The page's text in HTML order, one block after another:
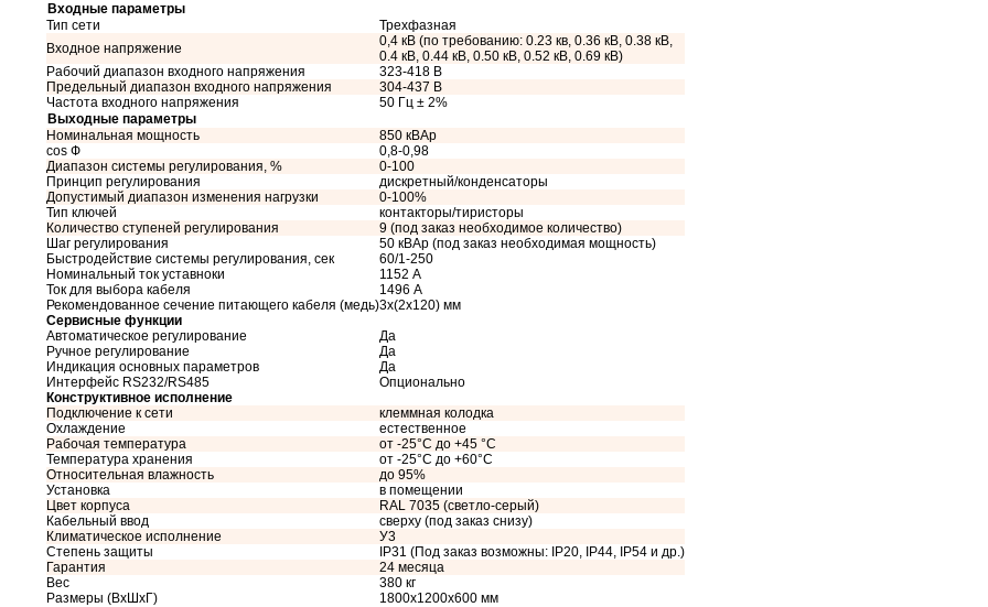
Входные параметры
Тип сети
Трехфазная
Входное напряжение
0,4 кВ (по требованию: 0.23 кв, 0.36 кВ, 0.38 кВ,
0.4 кВ, 0.44 кВ, 0.50 кВ, 0.52 кВ, 0.69 кВ)
Рабочий диапазон входного напряжения
323-418 В
Предельный диапазон входного напряжения
304-437 В
Частота входного напряжения
50 Гц ± 2%
Выходные параметры
Номинальная мощность
850 кВАр
cos Ф
0,8-0,98
Диапазон системы регулирования, %
0-100
Принцип регулирования
дискретный/конденсаторы
Допустимый диапазон изменения нагрузки
0-100%
Тип ключей
контакторы/тиристоры
Количество ступеней регулирования
9 (под заказ необходимое количество)
Шаг регулирования
50 кВАр (под заказ необходимая мощность)
Быстродействие системы регулирования, сек
60/1-250
Номинальный ток уставноки
1152 А
Ток для выбора кабеля
1496 А
Рекомендованное сечение питающего кабеля (медь)3x(2x120) мм
Сервисные функции
Автоматическое регулирование
Да
Ручное регулирование
Да
Индикация основных параметров
Да
Интерфейс RS232/RS485
Опционально
Конструктивное исполнение
Подключение к сети
клеммная колодка
Охлаждение
естественное
Рабочая температура
от -25°C до +45 °C
Температура хранения
от -25°C до +60°C
Относительная влажность
до 95%
Установка
в помещении
Цвет корпуса
RAL 7035 (светло-серый)
Кабельный ввод
сверху (под заказ снизу)
Климатическое исполнение
У3
Степень защиты
IP31 (Под заказ возможны: IP20, IP44, IP54 и др.)
Гарантия
24 месяца
Вес
380 кг
Размеры (ВхШхГ)
1800х1200х600 мм